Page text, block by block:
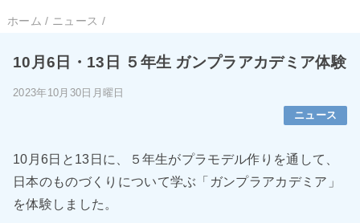
ホーム / ニュース /
10月6日・13日 ５年生 ガンプラアカデミア体験
2023年10月30日月曜日
ニュース
10月6日と13日に、５年生がプラモデル作りを通して、
日本のものづくりについて学ぶ「ガンプラアカデミア」
を体験しました。